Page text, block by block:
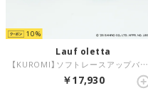
10
Lauf oletta
【KUROMI】ソフトレースアップバレエ(LH106K) （BLACK-S）
￥17,930